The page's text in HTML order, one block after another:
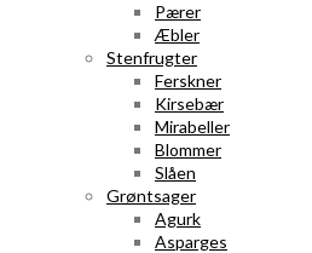
Pærer
Æbler
Stenfrugter
Ferskner
Kirsebær
Mirabeller
Blommer
Slåen
Grøntsager
Agurk
Asparges